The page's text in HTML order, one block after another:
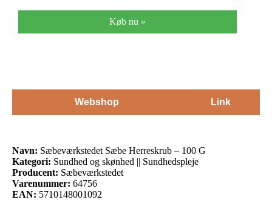
Køb nu »
Webshop Link
Navn: Sæbeværkstedet Sæbe Herreskrub – 100 G
Kategori: Sundhed og skønhed || Sundhedspleje
Producent: Sæbeværkstedet
Varenummer: 64756
EAN: 5710148001092